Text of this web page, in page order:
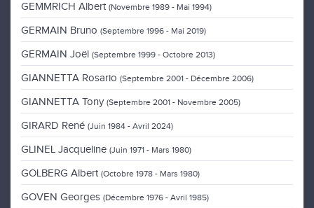
GEMMRICH Albert (Novembre 1989 - Mai 1994)
GERMAIN Bruno (Septembre 1996 - Mai 2019)
GERMAIN Joël (Septembre 1999 - Octobre 2013)
GIANNETTA Rosario (Septembre 2001 - Décembre 2006)
GIANNETTA Tony (Septembre 2001 - Novembre 2005)
GIRARD René (Juin 1984 - Avril 2024)
GLINEL Jacqueline (Juin 1971 - Mars 1980)
GOLBERG Albert (Octobre 1978 - Mars 1980)
GOVEN Georges (Décembre 1976 - Avril 1985)